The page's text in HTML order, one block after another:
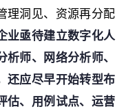
理洞见、资源再分配
业亟待建立数字化人
师、网络分析师、
还应尽早开始转型布
估、用例试点、运营